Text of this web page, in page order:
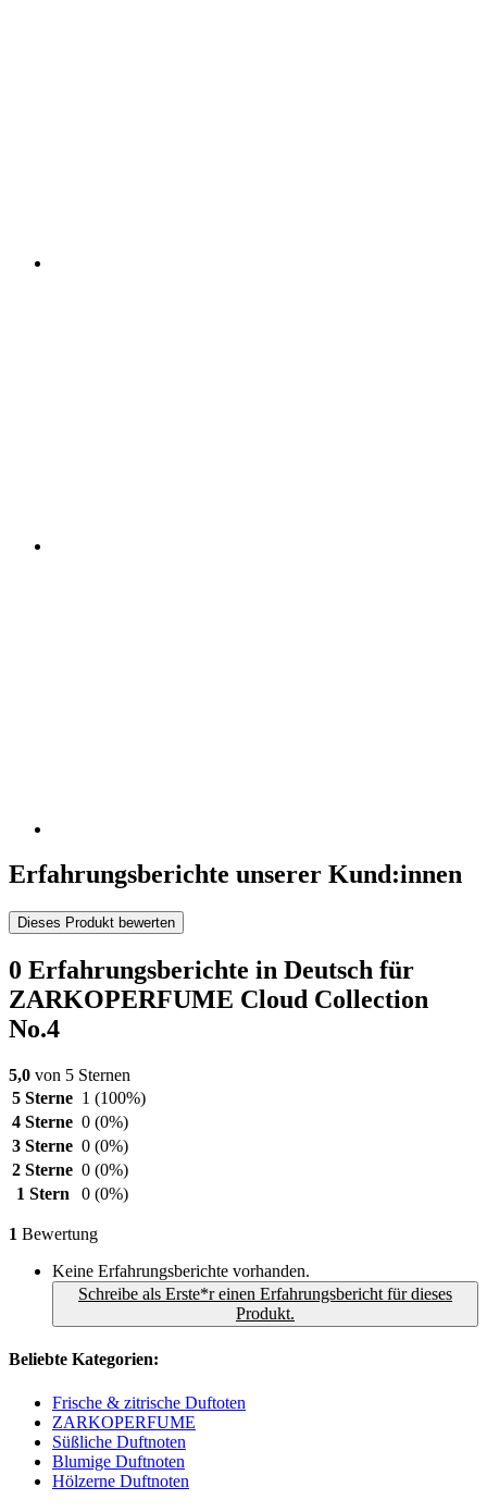
Erfahrungsberichte unserer Kund:innen
Dieses Produkt bewerten
0 Erfahrungsberichte in Deutsch für
ZARKOPERFUME Cloud Collection
No.4
5,0 von 5 Sternen
5 Sterne 1 (100%)
4 Sterne 0 (0%)
3 Sterne 0 (0%)
2 Sterne 0 (0%)
1 Stern
0 (0%)
1 Bewertung
Keine Erfahrungsberichte vorhanden.
Schreibe als Erste*r einen Erfahrungsbericht für dieses
Produkt.
Beliebte Kategorien:
Frische & zitrische Duftoten
ZARKOPERFUME
Süßliche Duftnoten
Blumige Duftnoten
Hölzerne Duftnoten